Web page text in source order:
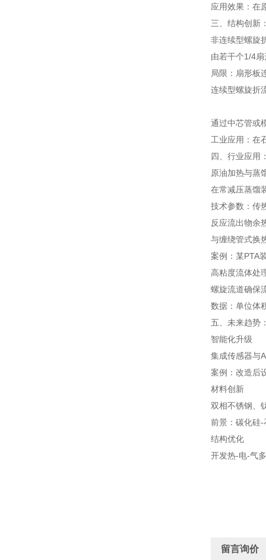
应用效果：在
三、结构创新
非连续型螺旋
由若干个1/4
局限：扇形板
连续型螺旋折
通过中芯管或
工业应用：在
四、行业应用
原油加热与蒸
在常减压蒸馏
技术参数：传
反应流出物余
与缠绕管式换
案例：某PTA
高粘度流体处
螺旋流道确保
数据：单位体
五、未来趋势
智能化升级
集成传感器与
案例：改造后
材料创新
双相不锈钢、
前景：碳化硅
结构优化
开发热-电-气
留言询价